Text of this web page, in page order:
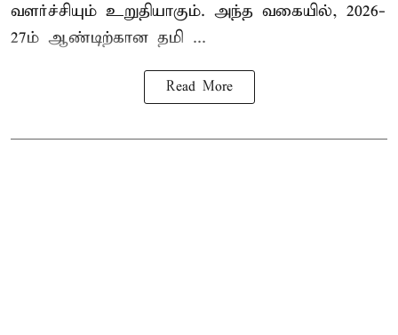
வளர்ச்சியும் உறுதியாகும். அந்த வகையில், 2026-
27ம் ஆண்டிற்கான தமி ...
Read More